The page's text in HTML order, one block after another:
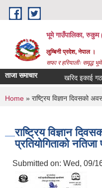
Skip to main content
भूमे गाउँपालिका, रुकुम
लुम्बिनी प्रदेश, नेपाल ।
सफा र हरियालीः समृद्ध भूमे
ताजा समाचार खरिद इकाई गठन
You are here
Home » राष्ट्रिय विज्ञान दिवसको
राष्ट्रिय विज्ञान
प्रतियोगिताको
Submitted on: Wed, 09/